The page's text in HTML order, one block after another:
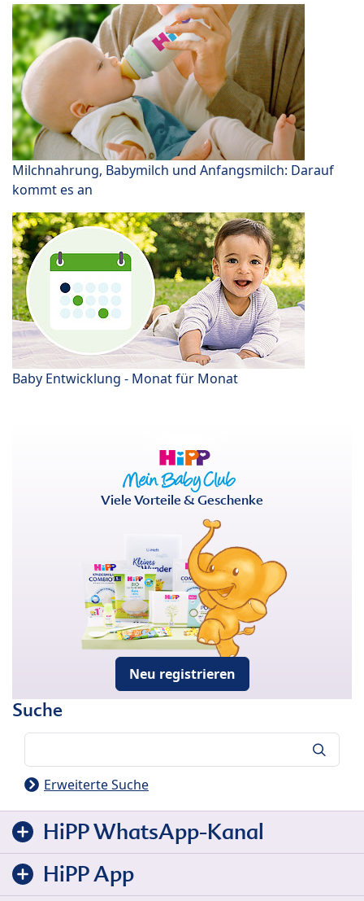
Milchnahrung, Babymilch und Anfangsmilch: Darauf
kommt es an
Baby Entwicklung - Monat für Monat
Viele Vorteile & Geschenke
Neu registrieren
Suche
Erweiterte Suche
HiPP WhatsApp-Kanal
HiPP App